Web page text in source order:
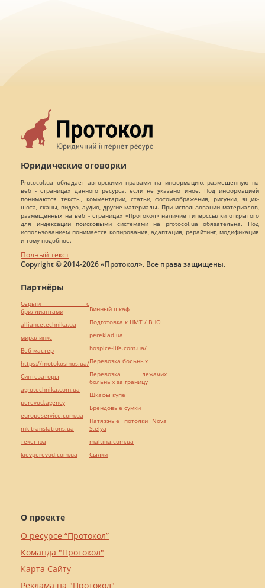
Юридические оговорки
Protocol.ua обладает авторскими правами на информацию, размещенную на
веб - страницах данного ресурса, если не указано иное. Под информацией
понимаются тексты, комментарии, статьи, фотоизображения, рисунки, ящик-
шота, сканы, видео, аудио, другие материалы. При использовании материалов,
размещенных на веб - страницах «Протокол» наличие гиперссылки открытого
для индексации поисковыми системами на protocol.ua обязательна. Под
использованием понимается копирования, адаптация, рерайтинг, модификация
и тому подобное.
Полный текст
Copyright © 2014-2026 «Протокол». Все права защищены.
О проекте
О ресурсе “Протокол”
Команда "Протокол"
Карта Сайту
Реклама на "Протокол"
Партнёры
Серьги с
бриллиантами
alliancetechnika.ua
миралинкс
Веб мастер
https://motokosmos.ua/
Синтезаторы
agrotechnika.com.ua
perevod.agency
europeservice.com.ua
mk-translations.ua
текст юа
kievperevod.com.ua
Винный шкаф
Подготовка к НМТ / ВНО
pereklad.ua
hospice-life.com.ua/
Перевозка больных
Перевозка лежачих
больных за границу
Шкафы купе
Брендовые сумки
Натяжные потолки Nova
Stelya
maltina.com.ua
Cылки